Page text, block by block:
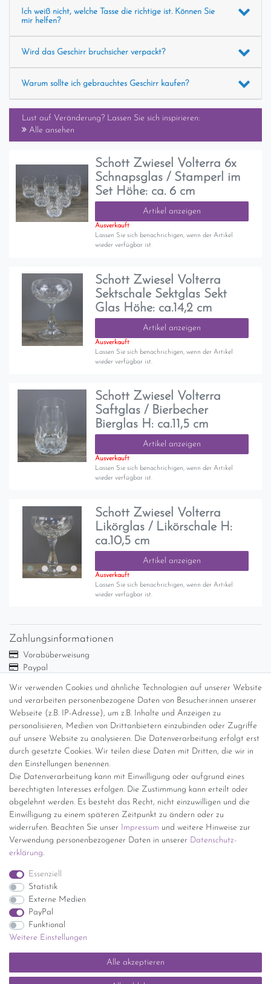
Ich weiß nicht, welche Tasse die richtige ist. Können Sie
mir helfen?
Wird das Geschirr bruchsicher verpackt?
Warum sollte ich gebrauchtes Geschirr kaufen?
Lust auf Veränderung? Lassen Sie sich inspirieren:
Alle ansehen
Schott Zwiesel Volterra 6x
Schnapsglas / Stamperl im
Set Höhe: ca. 6 cm
Artikel anzeigen
Ausverkauft
Lassen Sie sich benachrichigen, wenn der Artikel
wieder verfügbar ist.
Schott Zwiesel Volterra
Sektschale Sektglas Sekt
Glas Höhe: ca.14,2 cm
Artikel anzeigen
Ausverkauft
Lassen Sie sich benachrichigen, wenn der Artikel
wieder verfügbar ist.
Schott Zwiesel Volterra
Saftglas / Bierbecher
Bierglas H: ca.11,5 cm
Artikel anzeigen
Ausverkauft
Lassen Sie sich benachrichigen, wenn der Artikel
wieder verfügbar ist.
Schott Zwiesel Volterra
Likörglas / Likörschale H:
ca.10,5 cm
Artikel anzeigen
Ausverkauft
Lassen Sie sich benachrichigen, wenn der Artikel
wieder verfügbar ist.
Wir verwenden Cookies und ähnliche Technologien auf unserer Website
und verarbeiten personenbezogene Daten von Besucher:innen unserer
Webseite (z.B. IP-Adresse), um z.B. Inhalte und Anzeigen zu
personalisieren, Medien von Drittanbietern einzubinden oder Zugriffe
auf unsere Website zu analysieren. Die Datenverarbeitung erfolgt erst
durch gesetzte Cookies. Wir teilen diese Daten mit Dritten, die wir in
den Einstellungen benennen.
Die Datenverarbeitung kann mit Einwilligung oder aufgrund eines
berechtigten Interesses erfolgen. Die Zustimmung kann erteilt oder
abgelehnt werden. Es besteht das Recht, nicht einzuwilligen und die
Einwilligung zu einem späteren Zeitpunkt zu ändern oder zu
widerrufen. Beachten Sie unser Impressum und weitere Hinweise zur
Verwendung personenbezogener Daten in unserer Daten­schutz­
erklärung.
Essenziell
Statistik
Externe Medien
PayPal
Funktional
Weitere Einstellungen
Alle akzeptieren
Zahlungsinformationen
Vorabüberweisung
Paypal
Versandinformationen
Versand per GLS (6,90 Euro) oder DHL (8,49 Euro ) inkl. MwSt.
(innerhalb Deutschlands)
kostenfreie Lieferung ab 150 Euro Warenwert (innerhalb
Deutschlands)
Übersicht Internationale Versandkosten
Wir kaufen an
Sie haben zuviel Porzellan im Schrank? Gerne kaufen wir dieses an.
Einfach unverbindliches Angebot anfordern.
*Endpreis inkl. MwSt. (Dieser Artikel unterliegt gem. § 25a
UStG der Differenzbesteuerung, ein Ausweis der
Mehrwertsteuer auf der Rechnung erfolgt nicht.)
Impressum Daten­schutz­erklärung
Vertrag widerrufen Kontakt